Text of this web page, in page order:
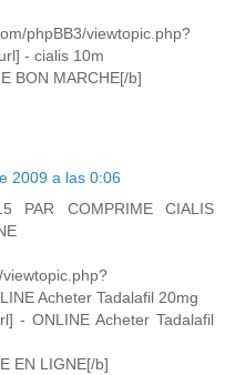
phpBB3/viewtopic.php?
- cialis 10m
BON MARCHE[/b]
2009 a las 0:06
PAR COMPRIME CIALIS
Acheter Tadalafil 20mg
- ONLINE Acheter Tadalafil
EN LIGNE[/b]